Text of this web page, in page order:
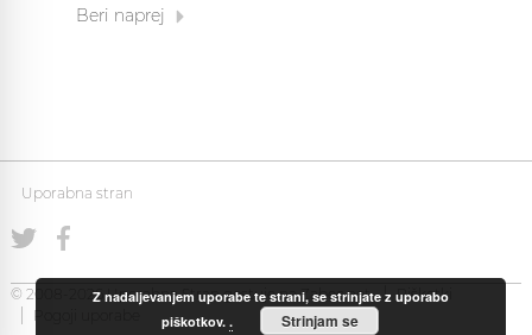
Beri naprej
Uporabna stran
© 2008-2026 Uporabna Stran gostuje naZabec.net
Piškotki
Pogoji uporabe
Z nadaljevanjem uporabe te strani, se strinjate z uporabo
piškotkov.. Strinjam se